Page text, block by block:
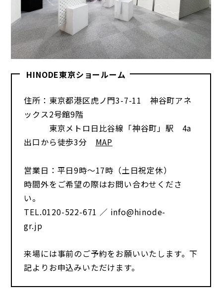
HINODE東京ショールーム
住所：東京都港区虎ノ門3-7-11 神谷町アネ
ックス2号館9階
東京メトロ日比谷線「神谷町」駅 4a
出口から徒歩3分 MAP
営業日：平日9時～17時（土日祝定休）
時間外をご希望の際はお問い合わせくださ
い。
TEL.0120-522-671 ／ info@hinode-
gr.jp
来場には事前のご予約をお願いいたします。下
記よりお申込みいただけます。